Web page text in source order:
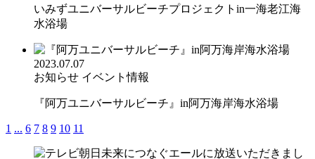
いみずユニバーサルビーチプロジェクトin一海老江海
水浴場
2023.07.07
お知らせ イベント情報
『阿万ユニバーサルビーチ』in阿万海岸海水浴場
1 ... 6 7 8 9 10 11